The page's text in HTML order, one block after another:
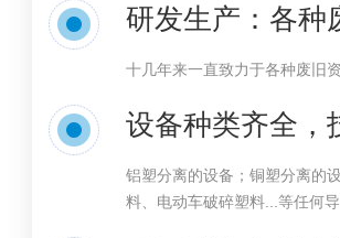
研发生产：各种
十几年来一直致力于各种废旧
设备种类齐全，
铝塑分离的设备；铜塑分离的
料、电动车破碎塑料...等任何